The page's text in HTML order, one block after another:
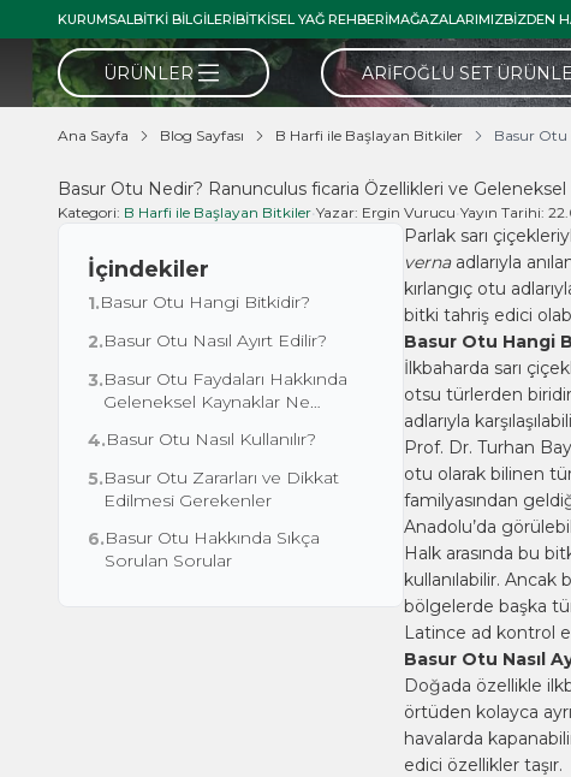
KURUMSALBITKI BILGILERIBITKISEL YAĞ REHBERIMAĞAZALARIMIZBIZDEN
ÜRÜNLER ARIFOĞLU SET
Ana Sayfa Blog Sayfası B Harfi ile Başlayan Bitkiler Basur Otu
Basur Otu Nedir? Ranunculus ficaria Özellikleri ve Geleneksel
Kategori: B Harfi ile Başlayan Bitkiler•Yazar: Ergin Vurucu•Yayın Tarihi:
İçindekiler
1.Basur Otu Hangi Bitkidir?
2.Basur Otu Nasıl Ayırt Edilir?
3.Basur Otu Faydaları Hakkında
Geleneksel Kaynaklar Ne
4.Basur Otu Nasıl Kullanılır?
5.Basur Otu Zararları ve Dikkat
Edilmesi Gerekenler
6.Basur Otu Hakkında Sıkça
Sorulan Sorular
Parlak sarı
vernaadlarıyla
kırlangıç otu
bitki tahriş edici
Basur Otu Hangi
İlkbaharda sarı
otsu türlerden
adlarıyla
Prof. Dr. Turhan
otu olarak bilinen
familyasından
Anadolu’da
Halk arasında bu
kullanılabilir. Ancak
bölgelerde başka
Latince ad kontrol
Basur Otu Nasıl
Doğada özellikle
örtüden kolayca
havalarda
edici özellikler taşır.